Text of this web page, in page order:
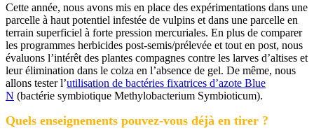
Cette année, nous avons mis en place des expérimentations dans une
parcelle à haut potentiel infestée de vulpins et dans une parcelle en
terrain superficiel à forte pression mercuriales. En plus de comparer
les programmes herbicides post-semis/prélevée et tout en post, nous
évaluons l’intérêt des plantes compagnes contre les larves d’altises et
leur élimination dans le colza en l’absence de gel. De même, nous
allons tester l’utilisation de bactéries fixatrices d’azote Blue
N (bactérie symbiotique Methylobacterium Symbioticum).
Quels enseignements pouvez-vous déjà en tirer ?